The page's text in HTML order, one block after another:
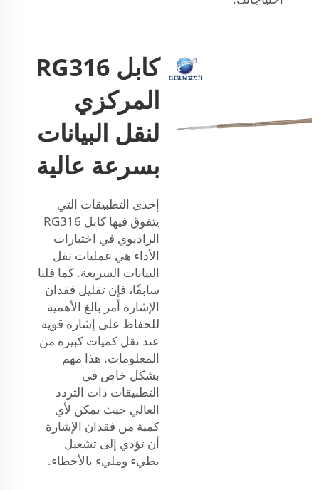
كابل RG316
المركزي
لنقل البيانات
بسرعة عالية
إحدى التطبيقات التي
يتفوق فيها كابل RG316
الراديوي في اختبارات
الأداء هي عمليات نقل
البيانات السريعة. كما قلنا
سابقًا، فإن تقليل فقدان
الإشارة أمر بالغ الأهمية
للحفاظ على إشارة قوية
عند نقل كميات كبيرة من
المعلومات. هذا مهم
بشكل خاص في
التطبيقات ذات التردد
العالي حيث يمكن لأي
كمية من فقدان الإشارة
أن تؤدي إلى تشغيل
بطيء ومليء بالأخطاء.